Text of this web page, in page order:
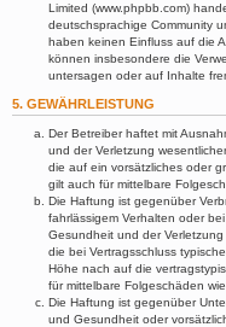
Limited (www.phpbb.com)
deutschsprachige Community
haben keinen Einfluss auf die
können insbesondere die
untersagen oder auf Inhalte
5. GEWÄHRLEISTUNG
Der Betreiber haftet mit
und der Verletzung
die auf ein vorsätzliches oder
gilt auch für mittelbare
Die Haftung ist gegenüber
fahrlässigem Verhalten oder
Gesundheit und der
die bei Vertragsschluss
Höhe nach auf die
für mittelbare Folgeschäden
Die Haftung ist gegenüber
und Gesundheit oder